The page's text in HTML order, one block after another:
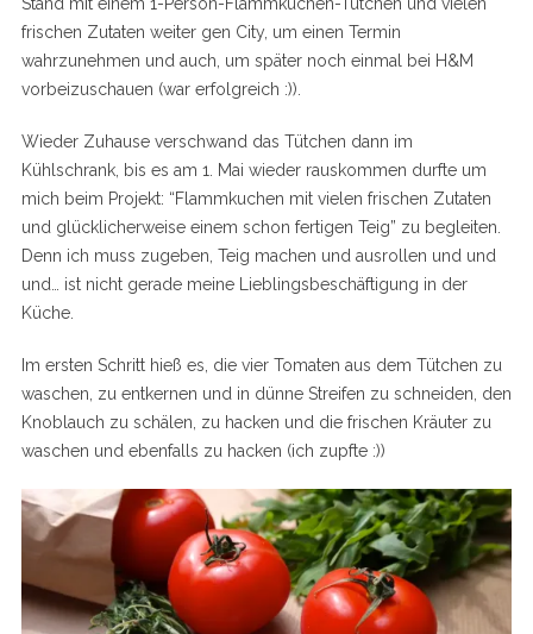
Stand mit einem 1-Person-Flammkuchen-Tütchen und vielen
frischen Zutaten weiter gen City, um einen Termin
wahrzunehmen und auch, um später noch einmal bei H&M
vorbeizuschauen (war erfolgreich :)).
Wieder Zuhause verschwand das Tütchen dann im
Kühlschrank, bis es am 1. Mai wieder rauskommen durfte um
mich beim Projekt: “Flammkuchen mit vielen frischen Zutaten
und glücklicherweise einem schon fertigen Teig” zu begleiten.
Denn ich muss zugeben, Teig machen und ausrollen und und
und… ist nicht gerade meine Lieblingsbeschäftigung in der
Küche.
Im ersten Schritt hieß es, die vier Tomaten aus dem Tütchen zu
waschen, zu entkernen und in dünne Streifen zu schneiden, den
Knoblauch zu schälen, zu hacken und die frischen Kräuter zu
waschen und ebenfalls zu hacken (ich zupfte :))